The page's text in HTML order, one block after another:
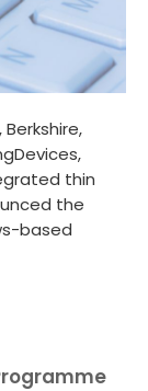
thin
the
based